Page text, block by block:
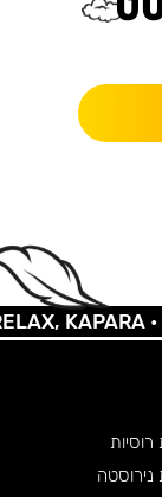
KAPARA •
רוסיות
נירוסטה